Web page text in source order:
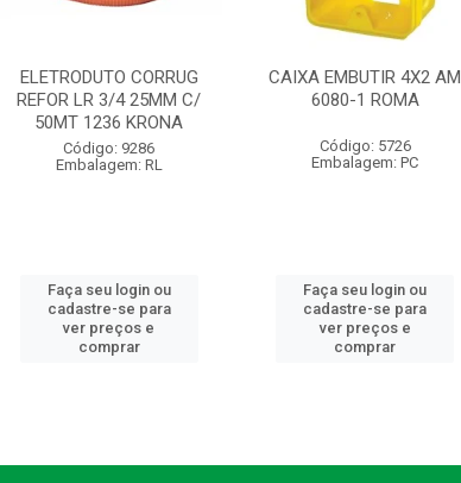
ELETRODUTO CORRUG
REFOR LR 3/4 25MM C/
50MT 1236 KRONA
Código: 9286
Embalagem: RL
Faça seu login ou
cadastre-se para
ver preços e
comprar
CAIXA EMBUTIR 4X2 AM
6080-1 ROMA
Código: 5726
Embalagem: PC
Faça seu login ou
cadastre-se para
ver preços e
comprar